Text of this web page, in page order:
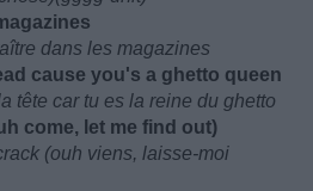
dans les magazines
cause you's a ghetto queen
tête car tu es la reine du ghetto
come, let me find out)
(ouh viens, laisse-moi